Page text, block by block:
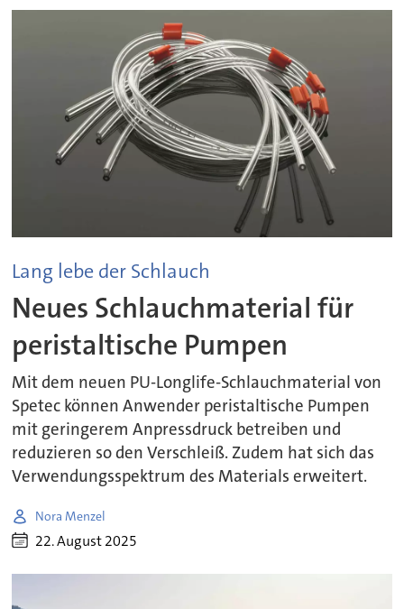
Lang lebe der Schlauch
Neues Schlauchmaterial für
peristaltische Pumpen
Mit dem neuen PU-Longlife-Schlauchmaterial von
Spetec können Anwender peristaltische Pumpen
mit geringerem Anpressdruck betreiben und
reduzieren so den Verschleiß. Zudem hat sich das
Verwendungsspektrum des Materials erweitert.
Nora Menzel
22. August 2025